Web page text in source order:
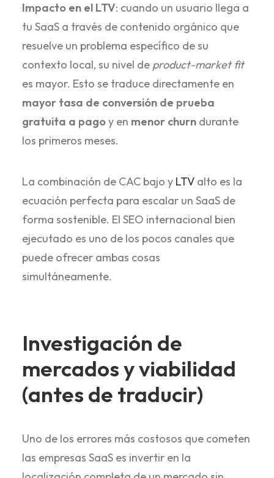
Impacto en el LTV: cuando un usuario llega a
tu SaaS a través de contenido orgánico que
resuelve un problema específico de su
contexto local, su nivel de product-market fit
es mayor. Esto se traduce directamente en
mayor tasa de conversión de prueba
gratuita a pagoy en menor churn durante
los primeros meses.
La combinación de CAC bajo y LTV alto es la
ecuación perfecta para escalar un SaaS de
forma sostenible. El SEO internacional bien
ejecutado es uno de los pocos canales que
puede ofrecer ambas cosas
simultáneamente.
Investigación de
mercados y viabilidad
(antes de traducir)
Uno de los errores más costosos que cometen
las empresas SaaS es invertir en la